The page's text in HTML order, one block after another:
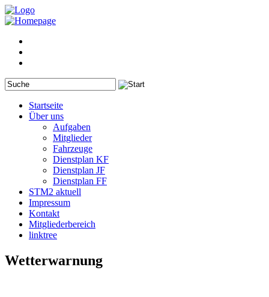
Startseite
Über uns
Aufgaben
Mitglieder
Fahrzeuge
Dienstplan KF
Dienstplan JF
Dienstplan FF
STM2 aktuell
Impressum
Kontakt
Mitgliederbereich
linktree
Wetterwarnung